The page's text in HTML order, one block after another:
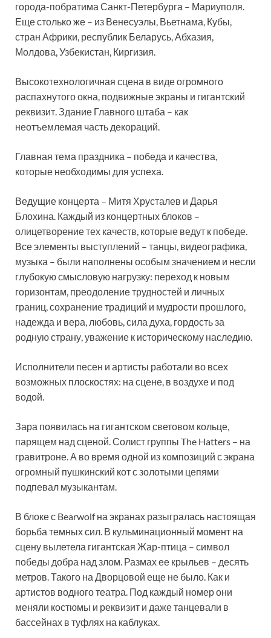
города-побратима Санкт-Петербурга – Мариуполя.
Еще столько же – из Венесуэлы, Вьетнама, Кубы,
стран Африки, республик Беларусь, Абхазия,
Молдова, Узбекистан, Киргизия.
Высокотехнологичная сцена в виде огромного
распахнутого окна, подвижные экраны и гигантский
реквизит. Здание Главного штаба – как
неотъемлемая часть декораций.
Главная тема праздника – победа и качества,
которые необходимы для успеха.
Ведущие концерта – Митя Хрусталев и Дарья
Блохина. Каждый из концертных блоков –
олицетворение тех качеств, которые ведут к победе.
Все элементы выступлений – танцы, видеографика,
музыка – были наполнены особым значением и несли
глубокую смысловую нагрузку: переход к новым
горизонтам, преодоление трудностей и личных
границ, сохранение традиций и мудрости прошлого,
надежда и вера, любовь, сила духа, гордость за
родную страну, уважение к историческому наследию.
Исполнители песен и артисты работали во всех
возможных плоскостях: на сцене, в воздухе и под
водой.
Зара появилась на гигантском световом кольце,
парящем над сценой. Солист группы The Hatters – на
гравитроне. А во время одной из композиций с экрана
огромный пушкинский кот с золотыми цепями
подпевал музыкантам.
В блоке с Bearwolf на экранах разыгралась настоящая
борьба темных сил. В кульминационный момент на
сцену вылетела гигантская Жар-птица – символ
победы добра над злом. Размах ее крыльев – десять
метров. Такого на Дворцовой еще не было. Как и
артистов водного театра. Под каждый номер они
меняли костюмы и реквизит и даже танцевали в
бассейнах в туфлях на каблуках.